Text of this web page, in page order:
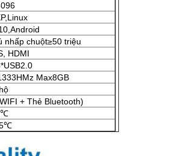
nhấp chuột≥50 triệu
HDMI
Max8GB
+ Thẻ Bluetooth)